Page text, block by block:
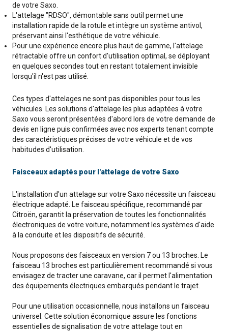
de votre Saxo.
L'attelage "RDSO", démontable sans outil permet une
installation rapide de la rotule et intègre un système antivol,
préservant ainsi l'esthétique de votre véhicule.
Pour une expérience encore plus haut de gamme, l'attelage
rétractable offre un confort d'utilisation optimal, se déployant
en quelques secondes tout en restant totalement invisible
lorsqu'il n'est pas utilisé.
Ces types d'attelages ne sont pas disponibles pour tous les
véhicules. Les solutions d'attelage les plus adaptées à votre
Saxo vous seront présentées d'abord lors de votre demande de
devis en ligne puis confirmées avec nos experts tenant compte
des caractéristiques précises de votre véhicule et de vos
habitudes d'utilisation.
Faisceaux adaptés pour l'attelage de votre Saxo
L'installation d'un attelage sur votre Saxo nécessite un faisceau
électrique adapté. Le faisceau spécifique, recommandé par
Citroën, garantit la préservation de toutes les fonctionnalités
électroniques de votre voiture, notamment les systèmes d'aide
à la conduite et les dispositifs de sécurité.
Nous proposons des faisceaux en version 7 ou 13 broches. Le
faisceau 13 broches est particulièrement recommandé si vous
envisagez de tracter une caravane, car il permet l'alimentation
des équipements électriques embarqués pendant le trajet.
Pour une utilisation occasionnelle, nous installons un faisceau
universel. Cette solution économique assure les fonctions
essentielles de signalisation de votre attelage tout en